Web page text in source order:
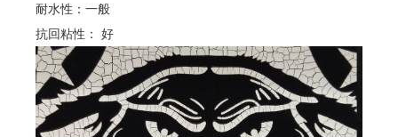
关于我们
公司概况
产品展示
水性树脂系列
耐水性：一般
抗回粘性： 好